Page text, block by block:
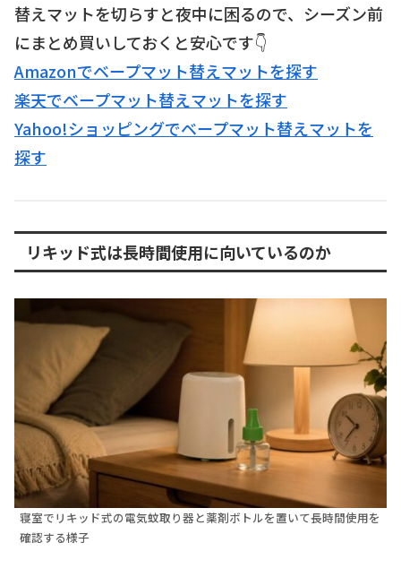
替えマットを切らすと夜中に困るので、シーズン前
にまとめ買いしておくと安心です👇
Amazonでベープマット替えマットを探す
楽天でベープマット替えマットを探す
Yahoo!ショッピングでベープマット替えマットを
探す
リキッド式は長時間使用に向いているのか
寝室でリキッド式の電気蚊取り器と薬剤ボトルを置いて長時間使用を
確認する様子